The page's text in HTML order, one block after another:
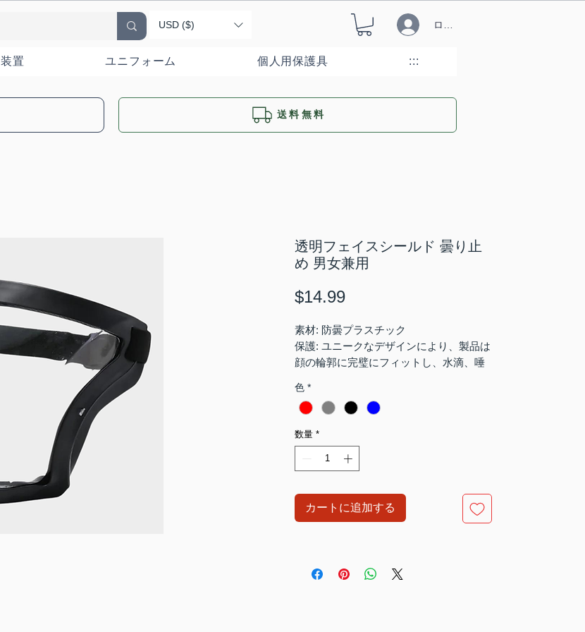
USD ($) ログイン
装置 ユニフォーム 個人用保護具 :::
送料無料
透明フェイスシールド 曇り止
め 男女兼用
$14.99価
素材: 防曇プラスチック
保護: ユニークなデザインにより、製品は
顔の輪郭に完璧にフィットし、水滴、唾
より優れた保護力と耐久性を実現しま
す。
再利用可能
色 *
数量 *
カートに追加する